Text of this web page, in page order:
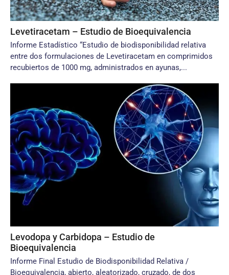
Levetiracetam – Estudio de Bioequivalencia
Informe Estadístico “Estudio de biodisponibilidad relativa
entre dos formulaciones de Levetiracetam en comprimidos
recubiertos de 1000 mg, administrados en ayunas,...
Levodopa y Carbidopa – Estudio de
Bioequivalencia
Informe Final Estudio de Biodisponibilidad Relativa /
Bioequivalencia, abierto, aleatorizado, cruzado, de dos